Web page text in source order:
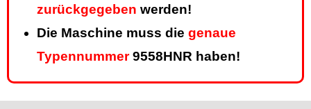
zurückgegeben werden!
Die Maschine muss die genaue
Typennummer9558HNR haben!